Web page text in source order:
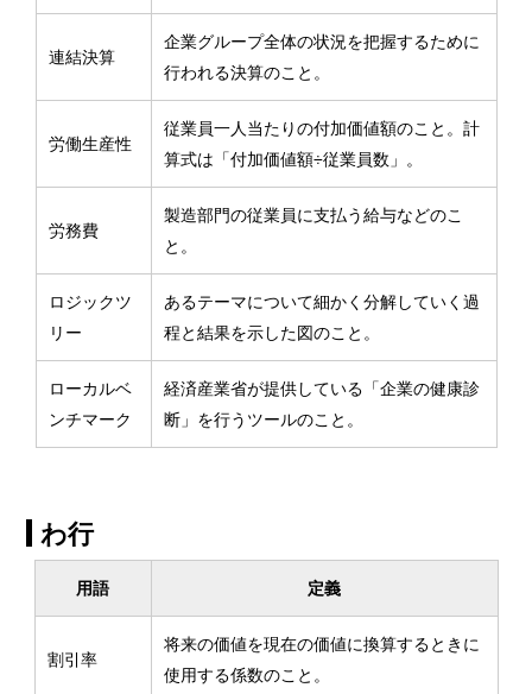
連結決算
企業グループ全体の状況を把握するために
行われる決算のこと。
労働生産性
従業員一人当たりの付加価値額のこと。計
算式は「付加価値額÷従業員数」。
労務費
製造部門の従業員に支払う給与などのこ
と。
ロジックツ
リー
あるテーマについて細かく分解していく過
程と結果を示した図のこと。
ローカルベ
ンチマーク
経済産業省が提供している「企業の健康診
断」を行うツールのこと。
わ行
用語 定義
割引率
将来の価値を現在の価値に換算するときに
使用する係数のこと。